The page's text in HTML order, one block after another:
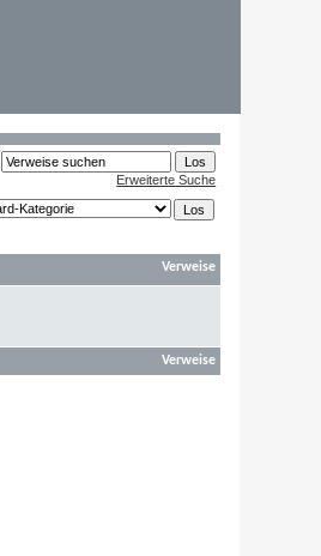
Erweiterte Suche
Verweise
Verweise